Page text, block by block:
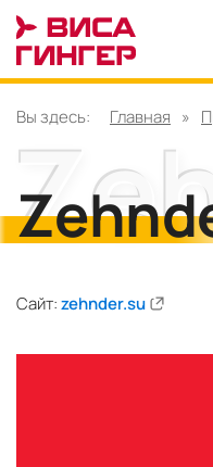
Вы здесь: Главная »
Сайт:zehnder.su